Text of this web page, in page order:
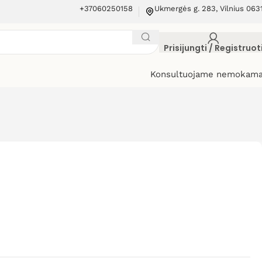
+37060250158 Ukmergės g. 283, Vilnius
Prisijungti /
Konsultuojame